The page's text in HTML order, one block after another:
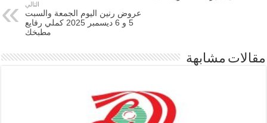
التالي
عروض رنين اليوم الجمعة والسبت
5 و 6 ديسمبر 2025 كملي رفايع
مطبخك
مقالات مشابهة